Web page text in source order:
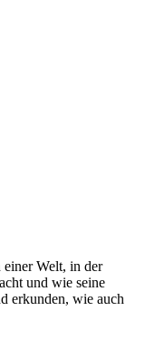
Welt,‍ in der
und wie ​seine
erkunden, wie ‍auch